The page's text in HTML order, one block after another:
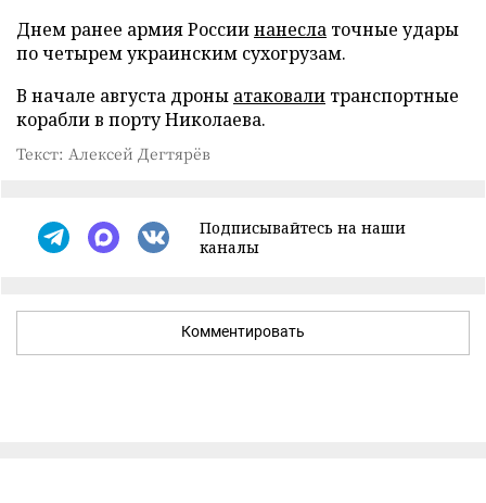
Днем ранее армия Россиинанесла точные удары
по четырем украинским сухогрузам.
В начале августа дроны атаковали транспортные
корабли в порту Николаева.
Текст: Алексей Дегтярёв
Подписывайтесь на наши
каналы
Комментировать